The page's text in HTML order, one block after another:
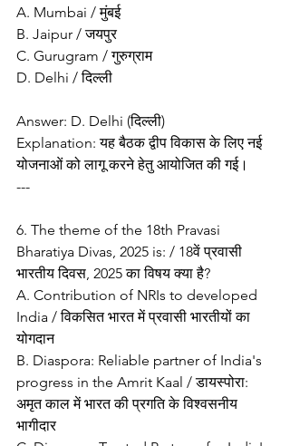
A. Mumbai / मुंबई
B. Jaipur / जयपुर
C. Gurugram / गुरुग्राम
D. Delhi / दिल्ली
Answer: D. Delhi (दिल्ली)
Explanation: यह बैठक द्वीप विकास के लिए नई
योजनाओं को लागू करने हेतु आयोजित की गई।
---
6. The theme of the 18th Pravasi
Bharatiya Divas, 2025 is: / 18वें प्रवासी
भारतीय दिवस, 2025 का विषय क्या है?
A. Contribution of NRIs to developed
India / विकसित भारत में प्रवासी भारतीयों का
योगदान
B. Diaspora: Reliable partner of India's
progress in the Amrit Kaal / डायस्पोरा:
अमृत काल में भारत की प्रगति के विश्वसनीय
भागीदार